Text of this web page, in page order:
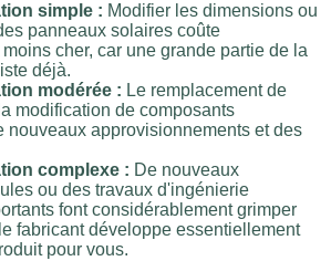
simple : Modifier les dimensions ou
panneaux solaires coûte
cher, car une grande partie de la
déjà.
modérée : Le remplacement de
modification de composants
nouveaux approvisionnements et des
complexe : De nouveaux
ou des travaux d'ingénierie
font considérablement grimper
fabricant développe essentiellement
pour vous.